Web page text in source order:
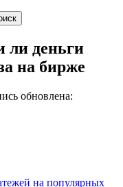
ли деньги
на бирже
обновлена:
на популярных